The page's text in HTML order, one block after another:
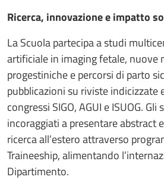
Ricerca, innovazione e impatto
La Scuola partecipa a studi
artificiale in imaging fetale, nuove
progestiniche e percorsi di parto
pubblicazioni su riviste indicizzate
congressi SIGO, AGUI e ISUOG.
incoraggiati a presentare abstract
ricerca all’estero attraverso
Traineeship, alimentando
Dipartimento.